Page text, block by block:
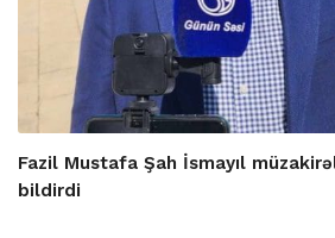
Fazil Mustafa Şah İsmayıl
bildirdi